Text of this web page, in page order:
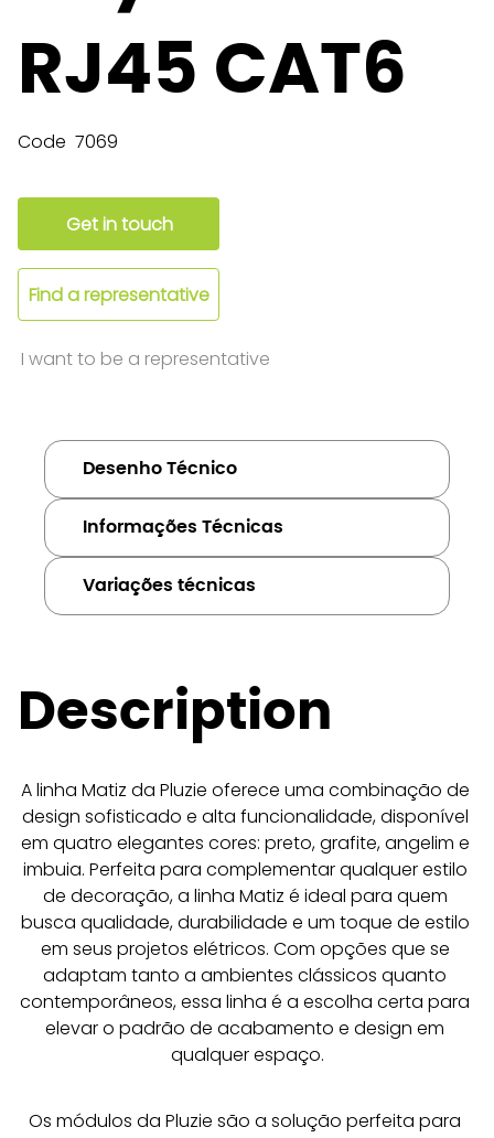
RJ45 CAT6
Code 7069
Get in touch
Find a representative
I want to be a representative
Desenho Técnico
Informações Técnicas
Variações técnicas
Description
A linha Matiz da Pluzie oferece uma combinação de
design sofisticado e alta funcionalidade, disponível
em quatro elegantes cores: preto, grafite, angelim e
imbuia. Perfeita para complementar qualquer estilo
de decoração, a linha Matiz é ideal para quem
busca qualidade, durabilidade e um toque de estilo
em seus projetos elétricos. Com opções que se
adaptam tanto a ambientes clássicos quanto
contemporâneos, essa linha é a escolha certa para
elevar o padrão de acabamento e design em
qualquer espaço.
Os módulos da Pluzie são a solução perfeita para